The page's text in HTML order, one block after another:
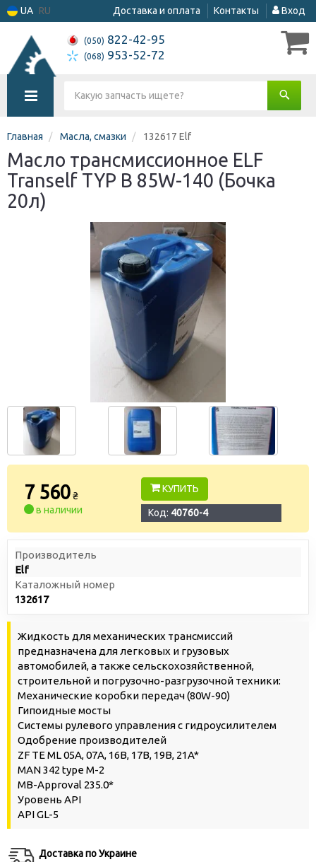
UA RU Доставка и оплата Контакты Вход
(050) 822-42-95
(068) 953-52-72
Главная Масла, смазки 132617 Elf
Масло трансмиссионное ELF
Tranself TYP B 85W-140 (Бочка
20л)
7 560₴
в наличии
КУПИТЬ
Код: 40760-4
Производитель
Elf
Каталожный номер
132617
Жидкость для механических трансмиссий
предназначена для легковых и грузовых
автомобилей, а также сельскохозяйственной,
строительной и погрузочно-разгрузочной техники:
Механические коробки передач (80W-90)
Гипоидные мосты
Системы рулевого управления с гидроусилителем
Одобрение производителей
ZF TE ML 05A, 07A, 16B, 17B, 19B, 21A*
MAN 342 type M-2
MB-Approval 235.0*
Уровень API
API GL-5
Доставка по Украине